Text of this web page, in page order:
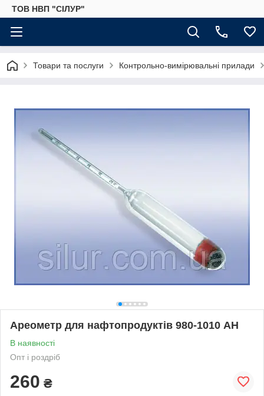
ТОВ НВП "СІЛУР"
Товари та послуги Контрольно-вимірювальні прилади
Ареометр для нафтопродуктів 980-1010 АН
В наявності
Опт і роздріб
260 ₴